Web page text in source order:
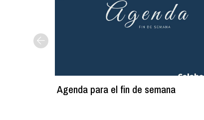
Agenda para el fin de semana